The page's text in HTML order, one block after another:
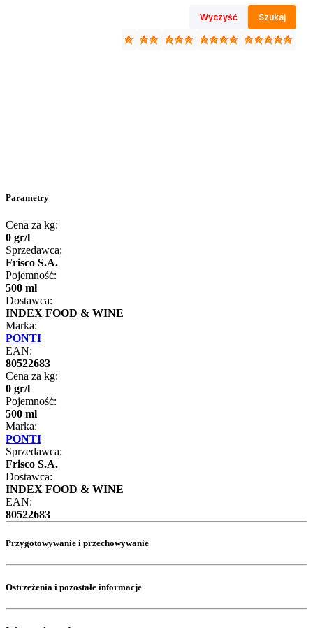
Wyczyść Szukaj
Parametry
Cena za kg:
0 gr/l
Sprzedawca:
Frisco S.A.
Pojemność:
500 ml
Dostawca:
INDEX FOOD & WINE
Marka:
PONTI
EAN:
80522683
Cena za kg:
0 gr/l
Pojemność:
500 ml
Marka:
PONTI
Sprzedawca:
Frisco S.A.
Dostawca:
INDEX FOOD & WINE
EAN:
80522683
Przygotowywanie i przechowywanie
Ostrzeżenia i pozostałe informacje